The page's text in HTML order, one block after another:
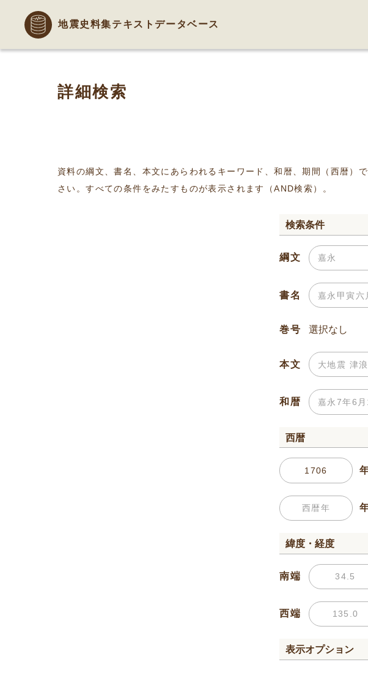
地震史料集テキストデータベース
詳細検索
資料の綱文、書名、本文にあらわれるキーワード、和暦、期間（西暦）
さい。すべての条件をみたすものが表示されます（AND検索）。
検索条件
綱文
書名
巻号
本文
和暦
西暦
緯度・経度
南端
西端
表示オプション